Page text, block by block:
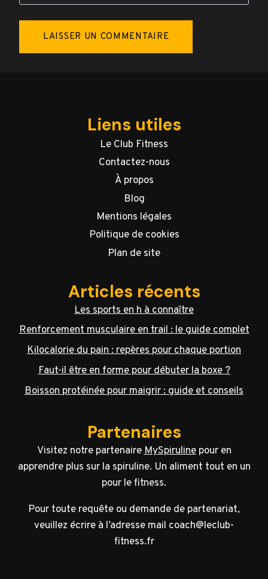
Liens utiles
Le Club Fitness
Contactez-nous
À propos
Blog
Mentions légales
Politique de cookies
Plan de site
Articles récents
Les sports en h à connaître
Renforcement musculaire en trail : le guide complet
Kilocalorie du pain : repères pour chaque portion
Faut-il être en forme pour débuter la boxe ?
Boisson protéinée pour maigrir : guide et conseils
Partenaires
Visitez notre partenaireMySpirulinepour en
apprendre plus sur la spiruline. Un aliment tout en un
pour le fitness.
Pour toute requête ou demande de partenariat,
veuillez écrire à l’adresse mail coach@leclub-
fitness.fr